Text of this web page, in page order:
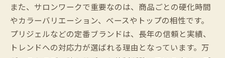
ネイルサロン利用者が選ぶコスパ重視ブランド
コスパ重視で選ぶネイルサロンブランドの
選定術
安くて高品質なネイルサロンブランドの特
また、サロンワークで重要なのは、商品ごとの硬化時間
やカラーバリエーション、ベースやトップの相性です。
プリジェルなどの定番ブランドは、長年の信頼と実績、
トレンドへの対応力が選ばれる理由となっています。万